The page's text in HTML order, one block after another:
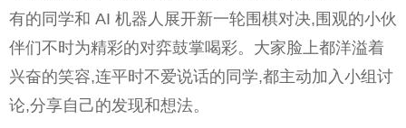
有的同学和 AI 机器人展开新一轮围棋对决,围观的小伙
伴们不时为精彩的对弈鼓掌喝彩。大家脸上都洋溢着
兴奋的笑容,连平时不爱说话的同学,都主动加入小组讨
论,分享自己的发现和想法。